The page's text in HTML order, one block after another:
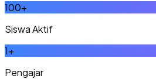
100+
Siswa Aktif
1+
Pengajar